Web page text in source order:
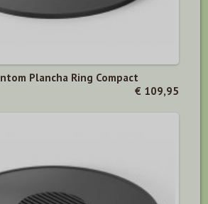
Plancha Ring Compact
€ 109,95